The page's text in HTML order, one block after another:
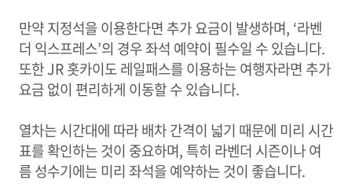
만약 지정석을 이용한다면 추가 요금이 발생하며, ‘라벤
더 익스프레스’의 경우 좌석 예약이 필수일 수 있습니다.
또한 JR 홋카이도 레일패스를 이용하는 여행자라면 추가
요금 없이 편리하게 이동할 수 있습니다.
열차는 시간대에 따라 배차 간격이 넓기 때문에 미리 시간
표를 확인하는 것이 중요하며, 특히 라벤더 시즌이나 여
름 성수기에는 미리 좌석을 예약하는 것이 좋습니다.